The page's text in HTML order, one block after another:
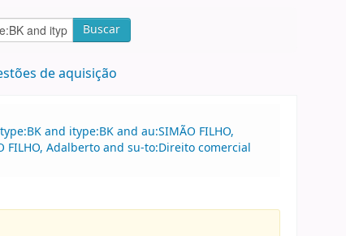
Buscar
de aquisição
and itype:BK and au:SIMÃO FILHO,
FILHO, Adalberto and su-to:Direito comercial